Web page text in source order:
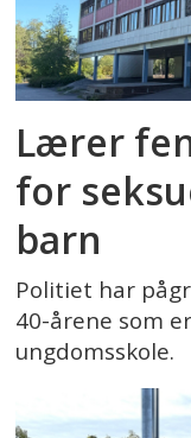
Lærer
for
barn
Politiet har
40-årene som
ungdomsskole.